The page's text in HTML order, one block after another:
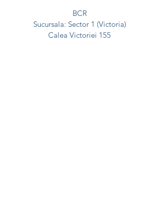
BCR
Sucursala: Sector 1 (Victoria)
Calea Victoriei 155